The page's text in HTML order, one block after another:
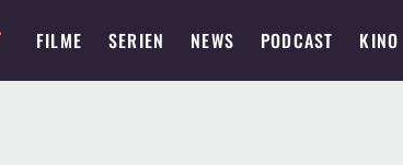
FILME SERIEN NEWS PODCAST KINO